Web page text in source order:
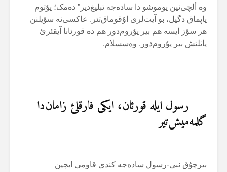
وە ألچی‌نین یوموشو دا سادەجە تبلیغ‌دیر” دەمک؛ یۇتوم
یاپماق دگیل، بو آیت‌لری اۇقوماق‌تئر. عاکسی‌نە سؤیلنن
هر سؤز ایسە هم بیر یۇروم‌دور هم دە قورئانا آیقئرئ
یانلئش بیر یۇروم‌دور. وەسسلام.
رسول ایلە قورئان، ایکی فارقلئ زامان‌دا
گلمەمیش‌تیر
بیرچۇق نبی-رسول سادەجە کندی قاومی ایچین